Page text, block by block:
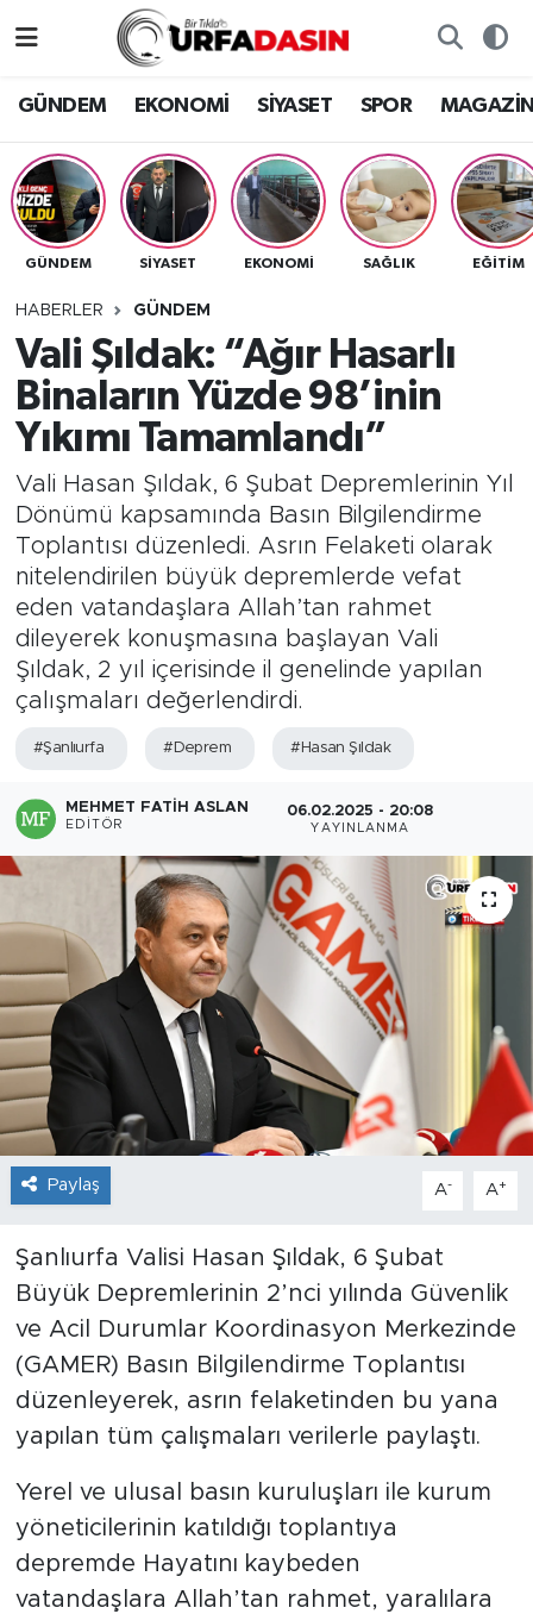
GÜNDEM EKONOMİ SİYASET SPOR
GÜNDEM SİYASET EKONOMİ SAĞLIK EĞITIM
HABERLER GÜNDEM
Vali Şıldak: “Ağır Hasarlı
Binaların Yüzde 98’inin
Yıkımı Tamamlandı”
Vali Hasan Şıldak, 6 Şubat Depremlerinin Yıl
Dönümü kapsamında Basın Bilgilendirme
Toplantısı düzenledi. Asrın Felaketi olarak
nitelendirilen büyük depremlerde vefat
eden vatandaşlara Allah’tan rahmet
dileyerek konuşmasına başlayan Vali
Şıldak, 2 yıl içerisinde il genelinde yapılan
çalışmaları değerlendirdi.
#Şanlıurfa #Deprem #Hasan Şıldak
MEHMET FATIH ASLAN
EDITÖR
06.02.2025 - 20:08
YAYINLANMA
Paylaş A- A+
Şanlıurfa Valisi Hasan Şıldak, 6 Şubat
Büyük Depremlerinin 2’nci yılında Güvenlik
ve Acil Durumlar Koordinasyon Merkezinde
(GAMER) Basın Bilgilendirme Toplantısı
düzenleyerek, asrın felaketinden bu yana
yapılan tüm çalışmaları verilerle paylaştı.
Yerel ve ulusal basın kuruluşları ile kurum
yöneticilerinin katıldığı toplantıya
depremde Hayatını kaybeden
vatandaşlara Allah’tan rahmet, yaralılara
EKONOMİ
SİYASET
SPOR
MAGAZİN
SAĞLIK
TEKNOLOJİ
OTOMOBİL
Gizlilik ve Güvenlik Politikası
İletişim
Nöbetçi Eczaneler
Hava Durumu
Namaz Vakitleri
Trafik Durumu
Süper Lig Puan Durumu ve Fikstür
Tüm Manşetler
Son Dakika Haberleri
Haber Arşivi